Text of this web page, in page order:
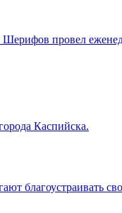
провел
Каспийска.
благоустраивать